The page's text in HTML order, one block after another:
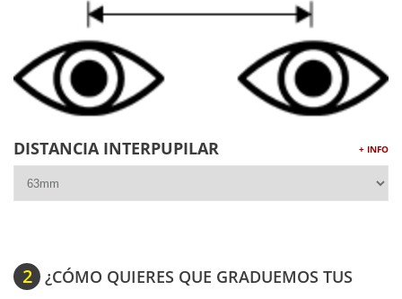
DISTANCIA INTERPUPILAR + INFO
2
¿CÓMO QUIERES QUE GRADUEMOS TUS